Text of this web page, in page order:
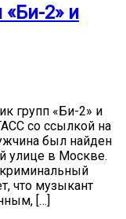
«Би-2» и
групп «Би-2» и
со ссылкой на
был найден
улице в Москве.
что музыкант
[…]